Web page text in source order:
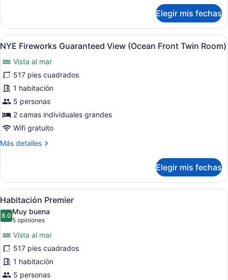
Lounge
Access
Breakfast
at
Restaurant)
Fireworks
Guaranteed
View
Front
Premier
with
Lounge
Access
Breakfast
at
Restaurant)
Elegir mis fechas
Abrir
todas
las
fotos
de
NYE
Fireworks
Guaranteed
View
(Ocean
Room)
Habitación de hotel con dos
11
NYE Fireworks Guaranteed View (Ocean Front Twin Room)
Vista al mar
517 pies cuadrados
1 habitación
5 personas
2 camas individuales grandes
Wifi gratuito
Más detalles
Más
Fireworks
Guaranteed
View
(Ocean
Front
Twin
Room)
Elegir mis fechas
Abrir
todas
las
fotos
de
Habitación
Premier
Habitación de hotel con dos
11
Habitación Premier
8.08.0 de 10
Muy buena
5 opiniones
(5
opiniones)
Vista al mar
517 pies cuadrados
1 habitación
5 personas